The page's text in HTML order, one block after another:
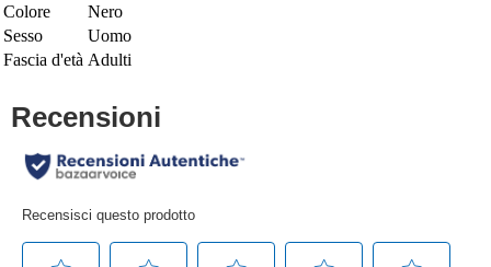
Colore
Nero
Sesso
Uomo
Fascia d'età Adulti